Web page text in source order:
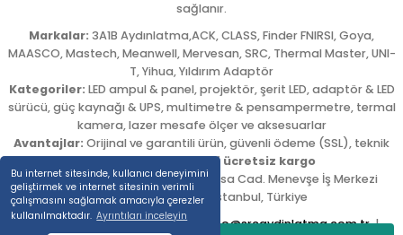
Bu internet sitesinde, kullanıcı deneyimini
geliştirmek ve internet sitesinin verimli
çalışmasını sağlamak amacıyla çerezler
kullanılmaktadır. Ayrıntıları inceleyin
sağlanır.
Markalar: 3A1B Aydınlatma,ACK, CLASS, Finder FNIRSI, Goya,
MAASCO, Mastech, Meanwell, Mervesan, SRC, Thermal Master, UNI-
T, Yihua, Yıldırım Adaptör
Kategoriler: LED ampul & panel, projektör, şerit LED, adaptör & LED
sürücü, güç kaynağı & UPS, multimetre & pensampermetre, termal
kamera, lazer mesafe ölçer ve aksesuarlar
Avantajlar: Orijinal ve garantili ürün, güvenli ödeme (SSL), teknik
destek,5.000 TL üzeri ücretsiz kargo
Adres: Emekyemez Mah. Okçumusa Cad. Menevşe İş Merkezi
No:22/58,Beyoğlu/ İstanbul, Türkiye
Tel:0212 254 54 00|E-posta: info@srcaydinlatma.com.tr|